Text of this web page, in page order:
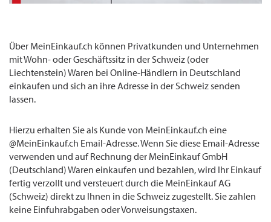
Über MeinEinkauf.ch können Privatkunden und Unternehmen
mit Wohn- oder Geschäftssitz in der Schweiz (oder
Liechtenstein) Waren bei Online-Händlern in Deutschland
einkaufen und sich an ihre Adresse in der Schweiz senden
lassen.
Hierzu erhalten Sie als Kunde von MeinEinkauf.ch eine
@MeinEinkauf.ch Email-Adresse. Wenn Sie diese Email-Adresse
verwenden und auf Rechnung der MeinEinkauf GmbH
(Deutschland) Waren einkaufen und bezahlen, wird Ihr Einkauf
fertig verzollt und versteuert durch die MeinEinkauf AG
(Schweiz) direkt zu Ihnen in die Schweiz zugestellt. Sie zahlen
keine Einfuhrabgaben oder Vorweisungstaxen.